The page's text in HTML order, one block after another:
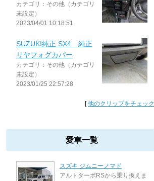
カテゴリ：その他（カテゴリ
未設定）
2023/04/01 10:18:51
SUZUKI純正 SX4 純正
リヤフォグカバー
カテゴリ：その他（カテゴリ
未設定）
2023/01/25 22:57:28
[他のクリップをチェック
愛車一覧
スズキ ジムニーノマド
アルトターボRSから乗り換えま